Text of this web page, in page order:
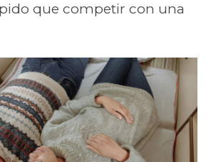
que competir con una